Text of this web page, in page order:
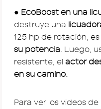
● EcoBoost en una
destruye una
125 hp de rotación, es
su potencia. Luego,
resistente, el actor
en su camino.
Para ver los videos